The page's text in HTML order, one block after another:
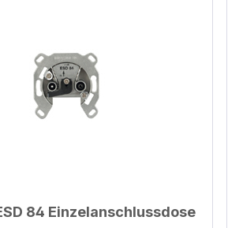
84 Einzelanschlussdose